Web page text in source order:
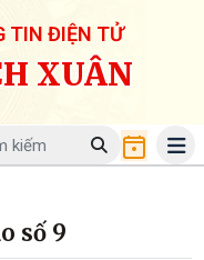
TIN ĐIỆN TỬ
XUÂN
số 9